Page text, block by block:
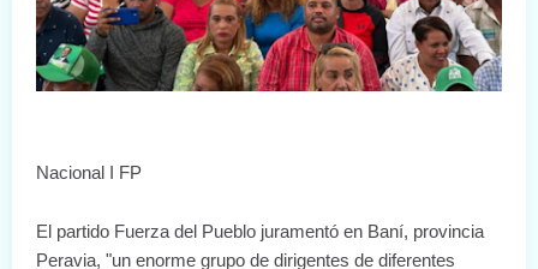
Nacional I FP
El partido Fuerza del Pueblo juramentó en Baní, provincia
Peravia, "un enorme grupo de dirigentes de diferentes